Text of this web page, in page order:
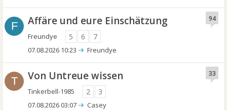
F Affäre und eure Einschätzung
Freundye 5 6 7
94
07.08.2026 10:23 Freundye
T Von Untreue wissen
Tinkerbell-1985 2 3
33
07.08.2026 03:07 Casey